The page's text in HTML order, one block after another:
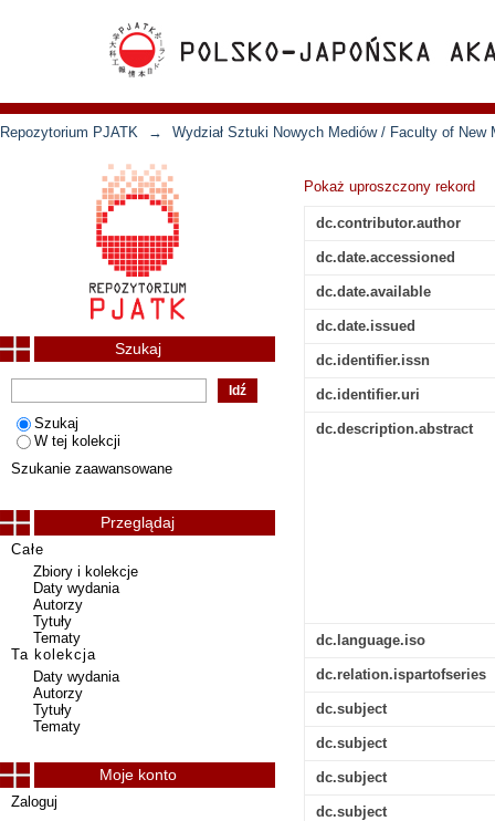
Repozytorium PJATK → Wydział Sztuki Nowych Mediów / Faculty of New
Pokaż uproszczony rekord
dc.contributor.author
dc.date.accessioned
dc.date.available
dc.date.issued
dc.identifier.issn
dc.identifier.uri
dc.description.abstract
dc.language.iso
dc.relation.ispartofseries
dc.subject
dc.subject
dc.subject
dc.subject
Szukaj
Szukaj
W tej kolekcji
Szukanie zaawansowane
Przeglądaj
Całe
Zbiory i kolekcje
Daty wydania
Autorzy
Tytuły
Tematy
Ta kolekcja
Daty wydania
Autorzy
Tytuły
Tematy
Moje konto
Zaloguj